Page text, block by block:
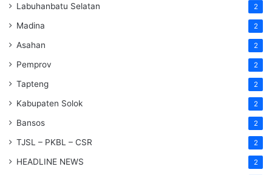
Labuhanbatu Selatan 2
Madina 2
Asahan 2
Pemprov 2
Tapteng 2
Kabupaten Solok 2
Bansos 2
TJSL – PKBL – CSR 2
HEADLINE NEWS 2